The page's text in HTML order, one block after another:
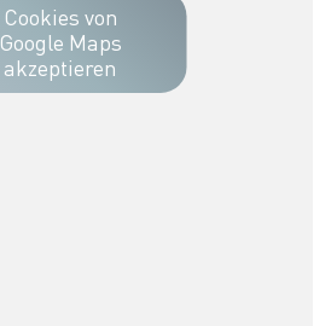
Cookies von
Google Maps
akzeptieren